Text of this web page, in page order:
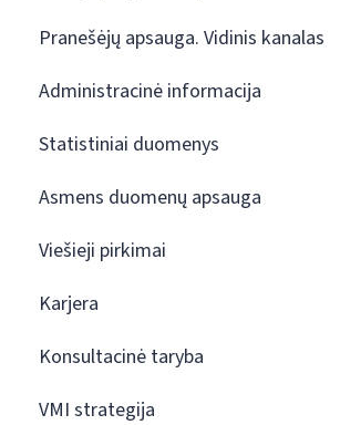
Pranešėjų apsauga. Vidinis kanalas
Administracinė informacija
Statistiniai duomenys
Asmens duomenų apsauga
Viešieji pirkimai
Karjera
Konsultacinė taryba
VMI strategija